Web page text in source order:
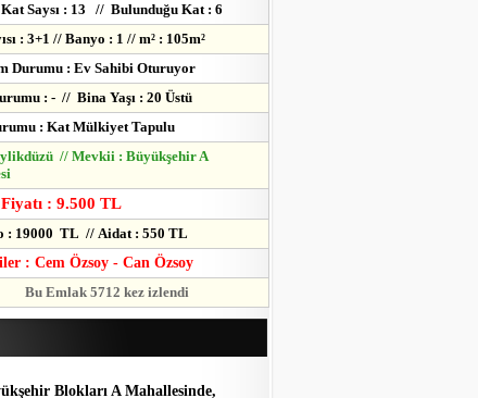
Saysı : 13 // Bulunduğu Kat : 6
: 3+1 // Banyo : 1 // m² : 105m²
Durumu : Ev Sahibi Oturuyor
: - // Bina Yaşı : 20 Üstü
: Kat Mülkiyet Tapulu
// Mevkii : Büyükşehir A
: 9.500 TL
: 19000 TL // Aidat : 550 TL
: Cem Özsoy - Can Özsoy
Bu Emlak 5712 kez izlendi
Blokları A Mahallesinde,